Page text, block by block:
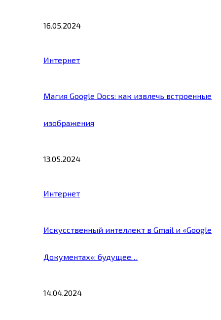
16.05.2024
Интернет
Магия Google Docs: как извлечь встроенные
изображения
13.05.2024
Интернет
Искусственный интеллект в Gmail и «Google
Документах»: будущее…
14.04.2024